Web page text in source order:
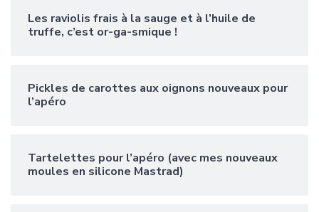
Les raviolis frais à la sauge et à l’huile de
truffe, c’est or-ga-smique !
Pickles de carottes aux oignons nouveaux pour
l’apéro
Tartelettes pour l’apéro (avec mes nouveaux
moules en silicone Mastrad)